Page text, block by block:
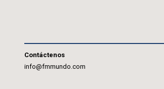
Contáctenos
info@fmmundo.com